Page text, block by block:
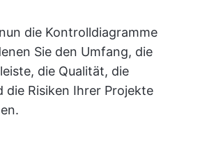
die Kontrolldiagramme
Sie den Umfang, die
die Qualität, die
die Risiken Ihrer Projekte